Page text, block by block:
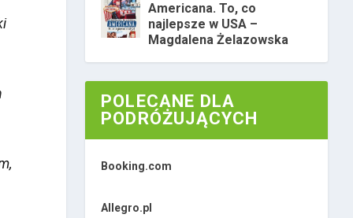
Americana. To, co
najlepsze w USA –
Magdalena Żelazowska
POLECANE DLA
PODRÓŻUJĄCYCH
Booking.com
Allegro.pl